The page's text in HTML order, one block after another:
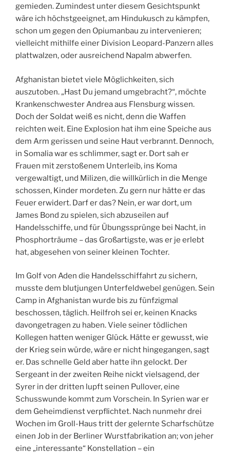
gemieden. Zumindest unter diesem Gesichtspunkt
wäre ich höchstgeeignet, am Hindukusch zu kämpfen,
schon um gegen den Opiumanbau zu intervenieren;
vielleicht mithilfe einer Division Leopard-Panzern alles
plattwalzen, oder ausreichend Napalm abwerfen.
Afghanistan bietet viele Möglichkeiten, sich
auszutoben. „Hast Du jemand umgebracht?“, möchte
Krankenschwester Andrea aus Flensburg wissen.
Doch der Soldat weiß es nicht, denn die Waffen
reichten weit. Eine Explosion hat ihm eine Speiche aus
dem Arm gerissen und seine Haut verbrannt. Dennoch,
in Somalia war es schlimmer, sagt er. Dort sah er
Frauen mit zerstoßenem Unterleib, ins Koma
vergewaltigt, und Milizen, die willkürlich in die Menge
schossen, Kinder mordeten. Zu gern nur hätte er das
Feuer erwidert. Darf er das? Nein, er war dort, um
James Bond zu spielen, sich abzuseilen auf
Handelsschiffe, und für Übungssprünge bei Nacht, in
Phosphorträume – das Großartigste, was er je erlebt
hat, abgesehen von seiner kleinen Tochter.
Im Golf von Aden die Handelsschiffahrt zu sichern,
musste dem blutjungen Unterfeldwebel genügen. Sein
Camp in Afghanistan wurde bis zu fünfzigmal
beschossen, täglich. Heilfroh sei er, keinen Knacks
davongetragen zu haben. Viele seiner tödlichen
Kollegen hatten weniger Glück. Hätte er gewusst, wie
der Krieg sein würde, wäre er nicht hingegangen, sagt
er. Das schnelle Geld aber hatte ihn gelockt. Der
Sergeant in der zweiten Reihe nickt vielsagend, der
Syrer in der dritten lupft seinen Pullover, eine
Schusswunde kommt zum Vorschein. In Syrien war er
dem Geheimdienst verpflichtet. Nach nunmehr drei
Wochen im Groll-Haus tritt der gelernte Scharfschütze
einen Job in der Berliner Wurstfabrikation an; von jeher
eine „interessante“ Konstellation – ein